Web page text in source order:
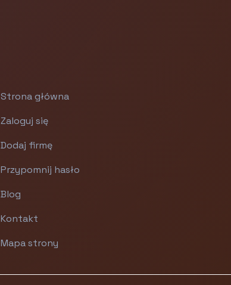
Strona główna
Zaloguj się
Dodaj firmę
Przypomnij hasło
Blog
Kontakt
Mapa strony